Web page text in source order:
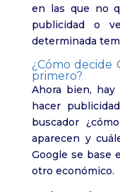
en las que no
publicidad o
determinada
¿Cómo decide
primero?
Ahora bien, hay
hacer
buscador
aparecen y
Google se base
otro económico.